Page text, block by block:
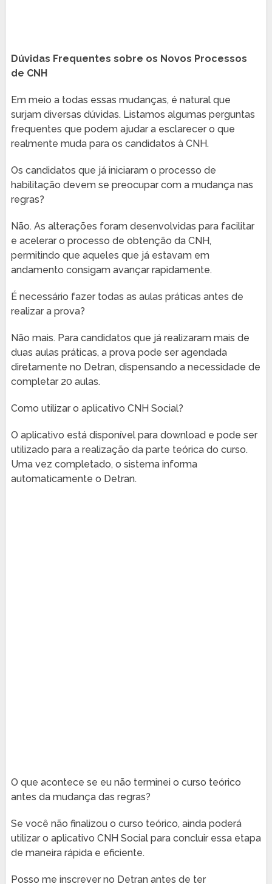
Dúvidas Frequentes sobre os Novos Processos
de CNH
Em meio a todas essas mudanças, é natural que
surjam diversas dúvidas. Listamos algumas perguntas
frequentes que podem ajudar a esclarecer o que
realmente muda para os candidatos à CNH.
Os candidatos que já iniciaram o processo de
habilitação devem se preocupar com a mudança nas
regras?
Não. As alterações foram desenvolvidas para facilitar
e acelerar o processo de obtenção da CNH,
permitindo que aqueles que já estavam em
andamento consigam avançar rapidamente.
É necessário fazer todas as aulas práticas antes de
realizar a prova?
Não mais. Para candidatos que já realizaram mais de
duas aulas práticas, a prova pode ser agendada
diretamente no Detran, dispensando a necessidade de
completar 20 aulas.
Como utilizar o aplicativo CNH Social?
O aplicativo está disponível para download e pode ser
utilizado para a realização da parte teórica do curso.
Uma vez completado, o sistema informa
automaticamente o Detran.
O que acontece se eu não terminei o curso teórico
antes da mudança das regras?
Se você não finalizou o curso teórico, ainda poderá
utilizar o aplicativo CNH Social para concluir essa etapa
de maneira rápida e eficiente.
Posso me inscrever no Detran antes de ter